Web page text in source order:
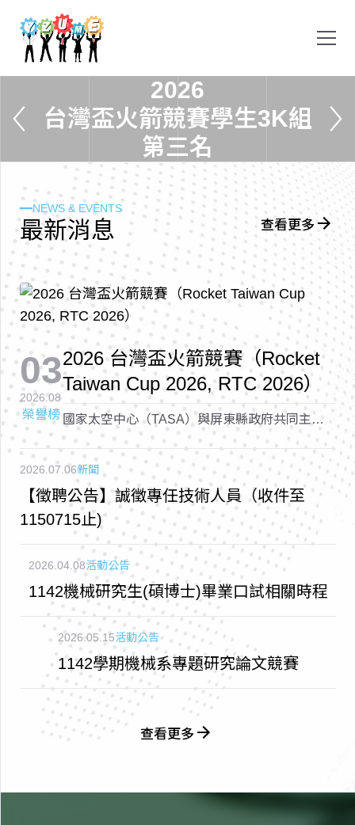
2026
台灣盃火箭競賽學生3K組
第三名
NEWS & EVENTS
最新消息 查看更多
03
2026.08
榮譽榜
2026 台灣盃火箭競賽（Rocket
Taiwan Cup 2026, RTC 2026）
國家太空中心（TASA）與屏東縣政府共同主辦
的「2026 台灣盃火箭競賽（Rocket Taiwan Cup
2026, RTC 2026）
2026.07.06新聞
【徵聘公告】誠徵專任技術人員（收件至
1150715止)
2026.04.08活動公告
1142機械研究生(碩博士)畢業口試相關時程
2026.05.15活動公告
1142學期機械系專題研究論文競賽
查看更多